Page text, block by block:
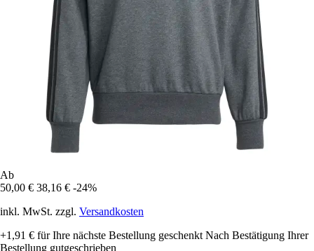
Ab
50,00 € 38,16 € -24%
inkl. MwSt. zzgl. Versandkosten
+1,91 € für Ihre nächste Bestellung geschenkt Nach Bestätigung Ihrer
Bestellung gutgeschrieben